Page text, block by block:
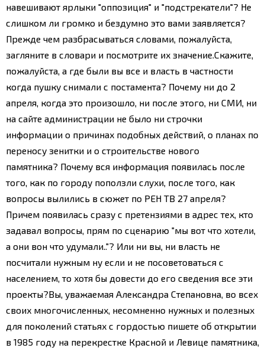
навешивают ярлыки "оппозиция" и "подстрекатели"? Не
слишком ли громко и бездумно это вами заявляется?
Прежде чем разбрасываться словами, пожалуйста,
загляните в словари и посмотрите их значение. Скажите,
пожалуйста, а где были вы все и власть в частности
когда пушку снимали с постамента? Почему ни до 2
апреля, когда это произошло, ни после этого, ни СМИ, ни
на сайте администрации не было ни строчки
информации о причинах подобных действий, о планах по
переносу зенитки и о строительстве нового
памятника? Почему вся информация появилась после
того, как по городу поползли слухи, после того, как
вопросы вылились в сюжет по РЕН ТВ 27 апреля?
Причем появилась сразу с претензиями в адрес тех, кто
задавал вопросы, прям по сценарию "мы вот что хотели,
а они вон что удумали.."? Или ни вы, ни власть не
посчитали нужным ну если и не посоветоваться с
населением, то хотя бы довести до его сведения все эти
проекты?Вы, уважаемая Александра Степановна, во всех
своих многочисленных, несомненно нужных и полезных
для поколений статьях с гордостью пишете об открытии
в 1985 году на перекрестке Красной и Левице памятника,